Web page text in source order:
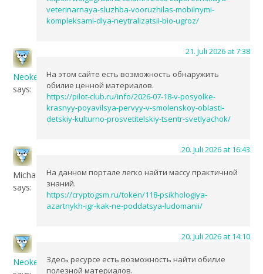
veterinarnaya-sluzhba-vooruzhilas-mobilnymi-
kompleksami-dlya-neytralizatsii-bio-ugroz/
21. Juli 2026 at 7:38
NeokeDes
says:
На этом сайте есть возможность обнаружить
обилие ценной материалов.
https://pilot-club.ru/info/2026-07-18-v-posyolke-
krasnyy-poyavilsya-pervyy-v-smolenskoy-oblasti-
detskiy-kulturno-prosvetitelskiy-tsentr-svetlyachok/
20. Juli 2026 at 16:43
MichaelClews
says:
На данном портале легко найти массу практичной
знаний.
https://cryptogsm.ru/token/118-psikhologiya-
azartnykh-igr-kak-ne-poddatsya-ludomanii/
20. Juli 2026 at 14:10
NeokeDesЗдесь ресурсе есть возможность найти обилие
полезной материалов.